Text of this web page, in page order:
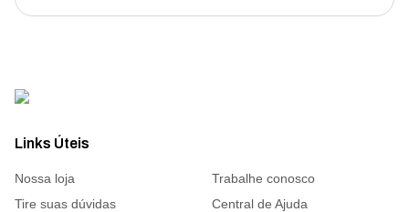
Links Úteis
Nossa loja
Trabalhe conosco
Tire suas dúvidas
Central de Ajuda